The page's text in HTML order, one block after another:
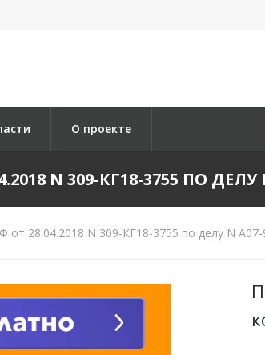
О проекте
N 309-КГ18-3755 ПО ДЕЛУ
от 28.04.2018 N 309-КГ18-3755 по делу N